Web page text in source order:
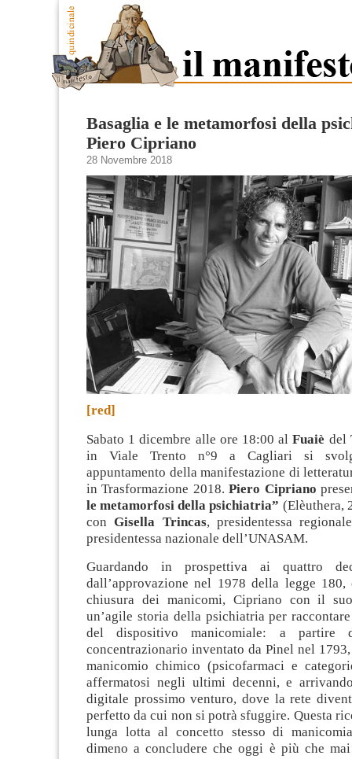
Basaglia e le metamorfosi della
Piero Cipriano
28 Novembre 2018
[red]
Sabato 1 dicembre alle ore 18:00 alFuaiè del
in Viale Trento n°9 a Cagliari si
appuntamento della manifestazione di
in Trasformazione 2018.Piero Cipriano
le metamorfosi della psichiatria” (Elèuthera,
conGisella Trincas, presidentessa
presidentessa nazionale dell’UNASAM.
Guardando in prospettiva ai quattro
dall’approvazione nel 1978 della legge 180,
chiusura dei manicomi, Cipriano con il
un’agile storia della psichiatria per
del dispositivo manicomiale: a partire
concentrazionario inventato da Pinel nel
manicomio chimico (psicofarmaci e
affermatosi negli ultimi decenni, e
digitale prossimo venturo, dove la rete
perfetto da cui non si potrà sfuggire. Questa
lunga lotta al concetto stesso di
dimeno a concludere che oggi è più che mai